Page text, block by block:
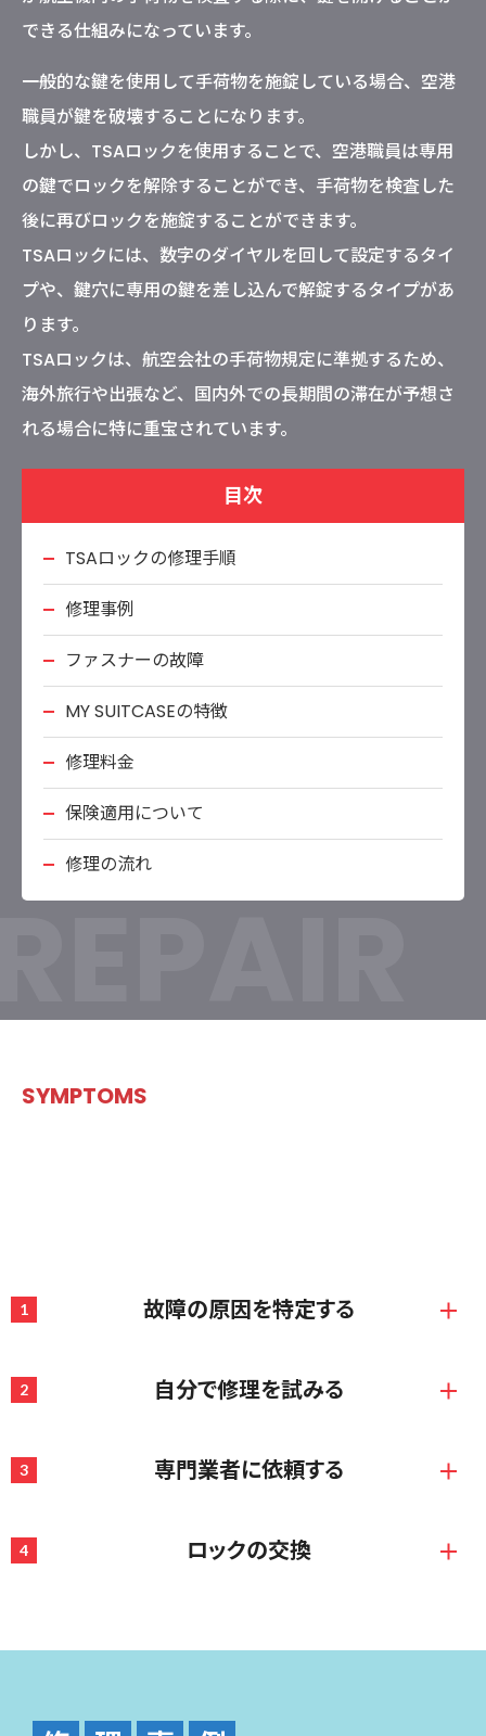
できる仕組みになっています。
一般的な鍵を使用して手荷物を施錠している場合、空港
職員が鍵を破壊することになります。
しかし、TSAロックを使用することで、空港職員は専用
の鍵でロックを解除することができ、手荷物を検査した
後に再びロックを施錠することができます。
TSAロックには、数字のダイヤルを回して設定するタイ
プや、鍵穴に専用の鍵を差し込んで解錠するタイプがあ
ります。
TSAロックは、航空会社の手荷物規定に準拠するため、
海外旅行や出張など、国内外での長期間の滞在が予想さ
れる場合に特に重宝されています。
目次
TSAロックの修理手順
修理事例
ファスナーの故障
MY SUITCASEの特徴
修理料金
保険適用について
修理の流れ
SYMPTOMS
1 故障の原因を特定する
2 自分で修理を試みる
3 専門業者に依頼する
4 ロックの交換